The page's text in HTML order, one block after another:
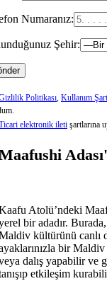
Numaranız:
Şehir:
Politikası, Kullanım
elektronik ileti şartlarına
Atolü’ndeki
bir adadır.
kültürünü canlı
bir
dalış yapabilir ve
etkileşim